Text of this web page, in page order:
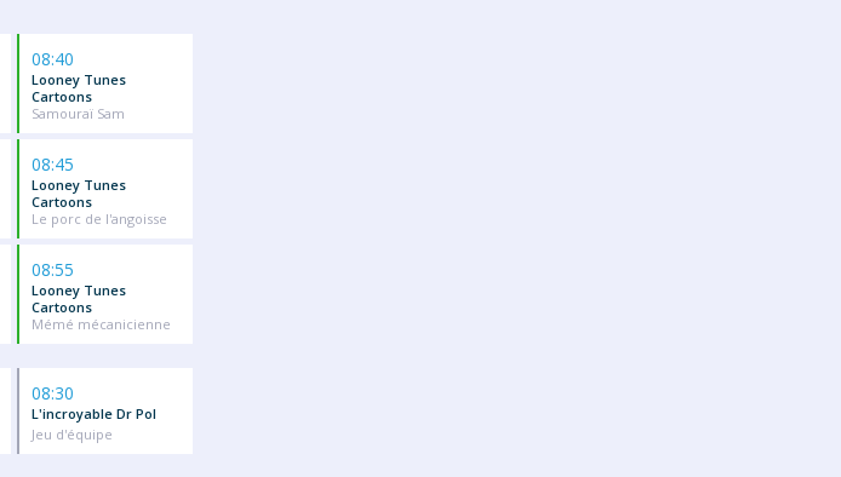
08:40
Looney Tunes
Cartoons
Samouraï Sam
08:45
Looney Tunes
Cartoons
Le porc de l'angoisse
08:55
Looney Tunes
Cartoons
Mémé mécanicienne
08:30
L'incroyable Dr Pol
Jeu d'équipe